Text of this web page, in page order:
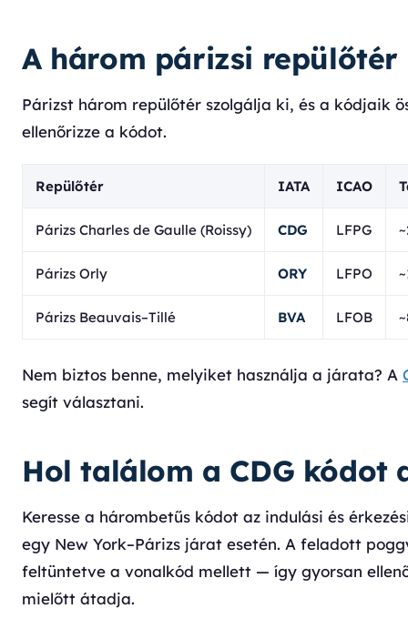
A három párizsi
Párizst három repülőtér szolgálja ki, és a kódjaik
ellenőrizze a kódot.
Repülőtér IATA ICAO
Párizs Charles de Gaulle (Roissy) CDG LFPG
Párizs Orly ORY LFPO
Párizs Beauvais–Tillé BVA LFOB
Nem biztos benne, melyiket használja a járata? A
segít választani.
Hol találom a CDG kódot
Keresse a hárombetűs kódot az indulási és
egy New York–Párizs járat esetén. A feladott
feltüntetve a vonalkód mellett — így gyorsan
mielőtt átadja.